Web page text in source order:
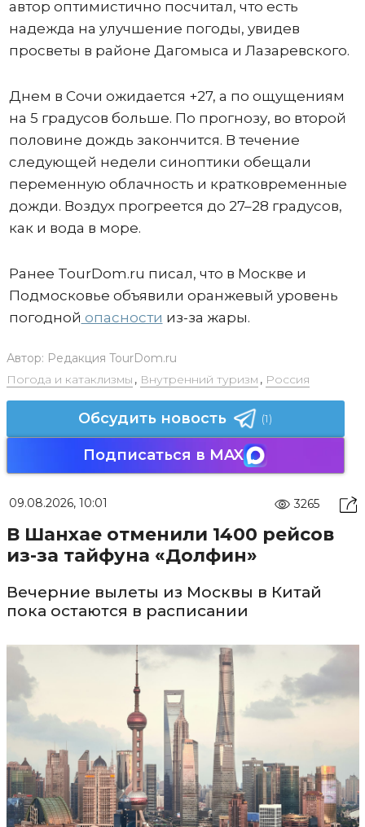
автор оптимистично посчитал, что есть
надежда на улучшение погоды, увидев
просветы в районе Дагомыса и Лазаревского.
Днем в Сочи ожидается +27, а по ощущениям
на 5 градусов больше. По прогнозу, во второй
половине дождь закончится. В течение
следующей недели синоптики обещали
переменную облачность и кратковременные
дожди. Воздух прогреется до 27–28 градусов,
как и вода в море.
Ранее TourDom.ru писал, что в Москве и
Подмосковье объявили оранжевый уровень
погодной опасности из-за жары.
Автор: Редакция TourDom.ru
Погода и катаклизмы , Внутренний туризм , Россия
Обсудить новость (1)
Подписаться в MAX
09.08.2026, 10:01 3265
В Шанхае отменили 1400 рейсов
из-за тайфуна «Долфин»
Вечерние вылеты из Москвы в Китай
пока остаются в расписании